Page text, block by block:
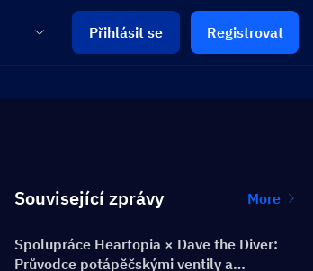
Přihlásit se Registrovat
Související zprávy More
Spolupráce Heartopia × Dave the Diver:
Průvodce potápěčskými ventily a